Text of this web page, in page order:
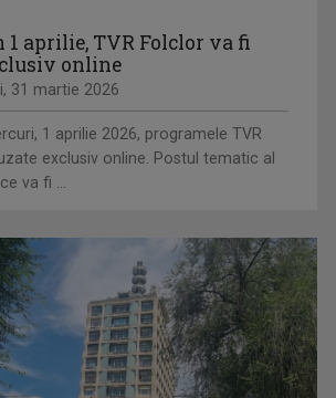
1 aprilie, TVR Folclor va fi
online
31 martie 2026
1 aprilie 2026, programele TVR
exclusiv online. Postul tematic al
va fi ...